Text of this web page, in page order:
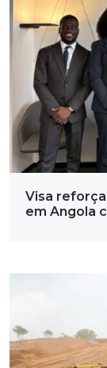
Visa
em Angola